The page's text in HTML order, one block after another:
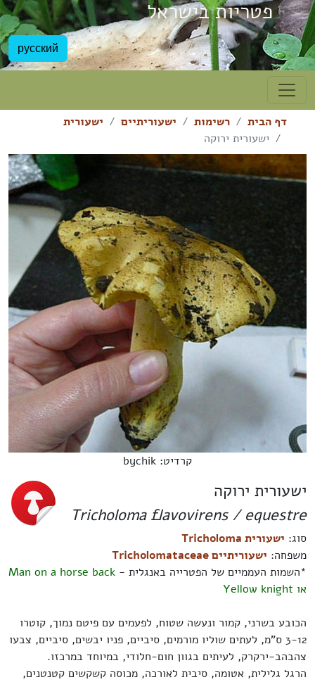
פטריות בישראל
русский
דף הבית רשימות ישעוריתיים
ישעורית
ישעורית ירוקה
קרדיט: bychik
ישעורית ירוקה
Tricholoma flavovirens / equestre
סוג:ישעורית Tricholoma
משפחה:ישעוריתיים Tricholomataceae
*השמות העממיים של הפטרייה באנגלית -Man on a horse back
אוYellow knight
הכובע בשרני, קמור ונעשה שטוח, לפעמים עם פיטם נמוך, קוטרו
3-12 ס"מ, לעתים שוליו מורמים, סיביים, פניו יבשים, סיביים, צבעו
צהבהב-ירקרק, לעיתים בגוון חום-חלודי, במיוחד במרכזו.
הרגל גלילית, אטומה, סיבית לאורכה, מכוסה קשקשים קטנטנים,